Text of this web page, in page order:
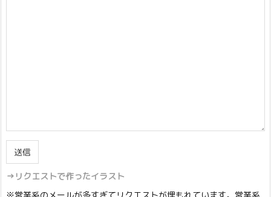
→リクエストで作ったイラスト